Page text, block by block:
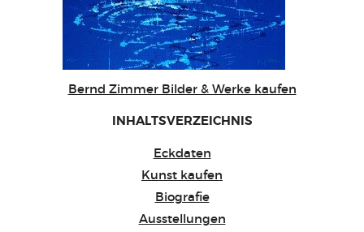
Bernd Zimmer Bilder & Werke kaufen
INHALTSVERZEICHNIS
Eckdaten
Kunst kaufen
Biografie
Ausstellungen